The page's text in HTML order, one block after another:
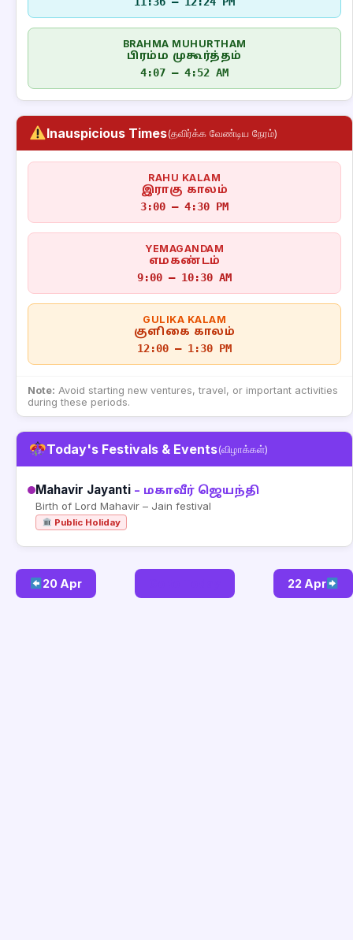
BRAHMA MUHURTHAM
பிரம்ம முகூர்த்தம்
4:07 – 4:52 AM
Inauspicious Times(தவிர்க்க வேண்டிய நேரம்)
RAHU KALAM
இராகு காலம்
3:00 – 4:30 PM
YEMAGANDAM
எமகண்டம்
9:00 – 10:30 AM
GULIKA KALAM
குளிகை காலம்
12:00 – 1:30 PM
Note: Avoid starting new ventures, travel, or important activities
during these periods.
Today's Festivals & Events(விழாக்கள்)
Mahavir Jayanti – மகாவீர் ஜெயந்தி
Birth of Lord Mahavir – Jain festival
Public Holiday
20 Apr 22 Apr